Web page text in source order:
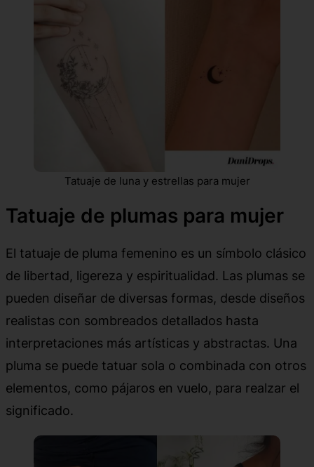
Tatuaje de luna y estrellas para mujer
Tatuaje de plumas para mujer
El tatuaje de pluma femenino es un símbolo clásico
de libertad, ligereza y espiritualidad. Las plumas se
pueden diseñar de diversas formas, desde diseños
realistas con sombreados detallados hasta
interpretaciones más artísticas y abstractas. Una
pluma se puede tatuar sola o combinada con otros
elementos, como pájaros en vuelo, para realzar el
significado.